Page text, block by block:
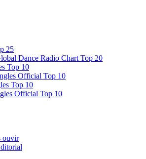
25
Dance Radio Chart Top 20
Top 10
Official Top 10
Top 10
Official Top 10
ouvir